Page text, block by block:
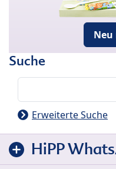
Suche
Erweiterte Suche
HiPP